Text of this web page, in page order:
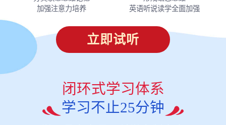
加强注意力培养
英语听说读学全面加强
立即试听
闭环式学习体系
学习不止25分钟